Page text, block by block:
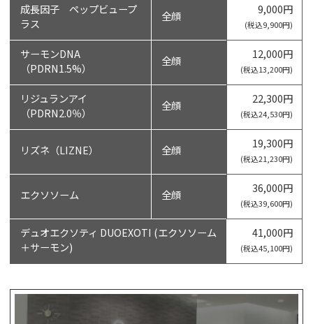
成長因子 ペップビュープ
ラス
全顔 9,000円
(税込9,900円)
サーモンDNA
（PDRN1.5%）
全顔 12,000円
(税込13,200円)
リジュランアイ
（PDRN2.0％）
全顔 22,300円
(税込24,530円)
リズネ（LIZNE） 全顔 19,300円
(税込21,230円)
エクソソーム 全顔 36,000円
(税込39,600円)
デュオエクソティ DUOEXOTI (エクソソーム
＋サーモン)
41,000円
(税込45,100円)